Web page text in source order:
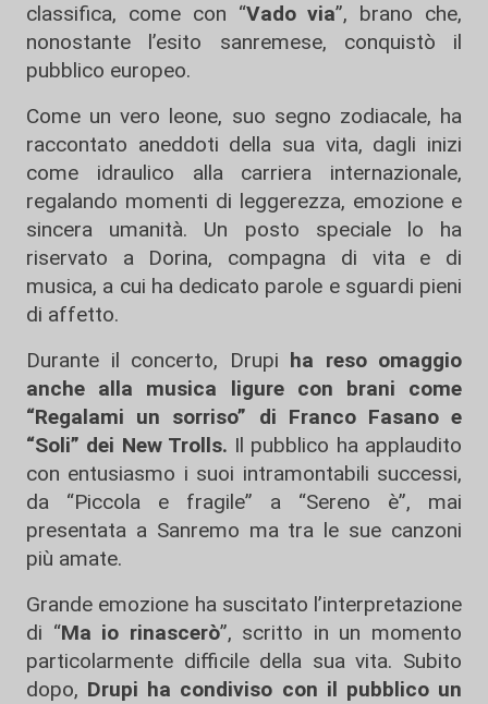
classifica, come con “Vado via”, brano che,
nonostante l’esito sanremese, conquistò il
pubblico europeo.
Come un vero leone, suo segno zodiacale, ha
raccontato aneddoti della sua vita, dagli inizi
come idraulico alla carriera internazionale,
regalando momenti di leggerezza, emozione e
sincera umanità. Un posto speciale lo ha
riservato a Dorina, compagna di vita e di
musica, a cui ha dedicato parole e sguardi pieni
di affetto.
Durante il concerto, Drupi ha reso omaggio
anche alla musica ligure con brani come
“Regalami un sorriso” di Franco Fasano e
“Soli” dei New Trolls. Il pubblico ha applaudito
con entusiasmo i suoi intramontabili successi,
da “Piccola e fragile” a “Sereno è”, mai
presentata a Sanremo ma tra le sue canzoni
più amate.
Grande emozione ha suscitato l’interpretazione
di “Ma io rinascerò”, scritto in un momento
particolarmente difficile della sua vita. Subito
dopo, Drupi ha condiviso con il pubblico un